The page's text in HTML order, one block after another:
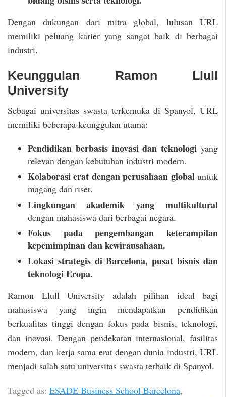
Dengan dukungan dari mitra global, lulusan URL
memiliki peluang karier yang sangat baik di berbagai
industri.
Keunggulan Ramon Llull
University
Sebagai universitas swasta terkemuka di Spanyol, URL
memiliki beberapa keunggulan utama:
Pendidikan berbasis inovasi dan teknologi yang
relevan dengan kebutuhan industri modern.
Kolaborasi erat dengan perusahaan globaluntuk
magang dan riset.
Lingkungan akademik yang multikultural
dengan mahasiswa dari berbagai negara.
Fokus pada pengembangan keterampilan
kepemimpinan dan kewirausahaan.
Lokasi strategis di Barcelona, pusat bisnis dan
teknologi Eropa.
Ramon Llull University adalah pilihan ideal bagi
mahasiswa yang ingin mendapatkan pendidikan
berkualitas tinggi dengan fokus pada bisnis, teknologi,
dan inovasi. Dengan pendekatan internasional, fasilitas
modern, dan kerja sama erat dengan dunia industri, URL
menjadi salah satu universitas swasta terbaik di Spanyol.
Tagged as: ESADE Business School Barcelona,